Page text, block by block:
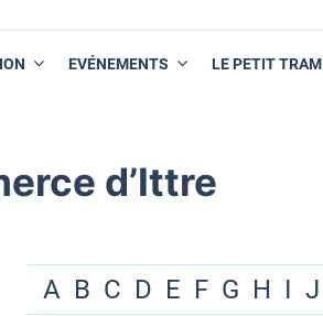
EVÉNEMENTS LE PETIT TRAM
d’Ittre
A B C D E F G H I J